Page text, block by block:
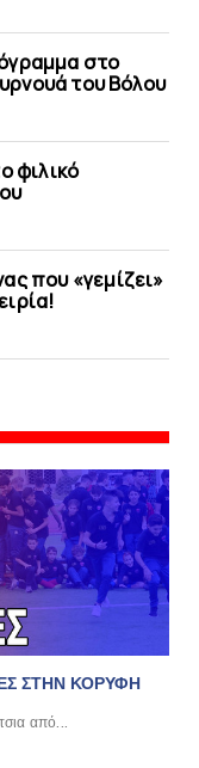
στο
του Bόλου
φιλικό
που «γεμίζει»
ΣΤΗΝ ΚΟΡΥΦΗ
από...